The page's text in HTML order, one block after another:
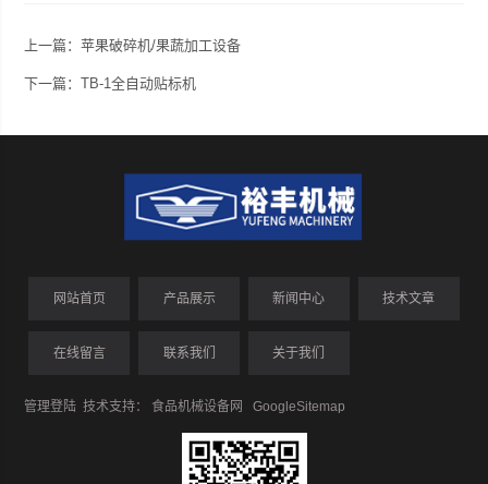
上一篇：苹果破碎机/果蔬加工设备
下一篇：TB-1全自动贴标机
网站首页 产品展示 新闻中心 技术文章
在线留言 联系我们 关于我们
管理登陆 技术支持：食品机械设备网 GoogleSitemap